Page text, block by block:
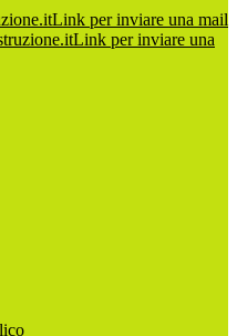
Link per inviare una mail
Link per inviare una